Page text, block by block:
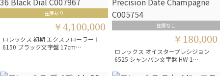
在庫あり
￥4,100,000
ロレックス 初期 エクスプローラーⅠ
6150 ブラック文字盤 17cm…
在庫なし
￥180,000
ロレックス オイスタープレシジョン
6525 シャンパン文字盤 HW 1…